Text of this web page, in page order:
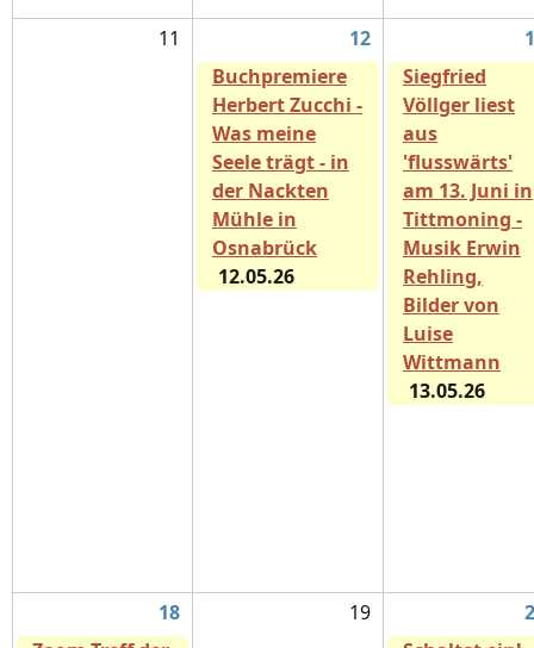
11 12
Buchpremiere
Herbert Zucchi -
Was meine
Seele trägt - in
der Nackten
Mühle in
Osnabrück
12.05.26
Siegfried
Völlger liest
aus
'flusswärts'
am 13. Juni in
Tittmoning -
Musik Erwin
Rehling,
Bilder von
Luise
Wittmann
13.05.26
18 19